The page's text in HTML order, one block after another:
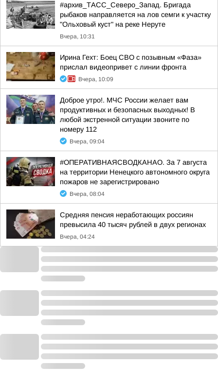
#архив_ТАСС_Северо_Запад. Бригада
рыбаков направляется на лов семги к участку
"Ольховый куст" на реке Неруте
Вчера, 10:31
Ирина Гехт: Боец СВО с позывным «Фаза»
прислал видеопривет с линии фронта
Вчера, 10:09
Доброе утро!. МЧС России желает вам
продуктивных и безопасных выходных! В
любой экстренной ситуации звоните по
номеру 112
Вчера, 09:04
#ОПЕРАТИВНАЯСВОДКАНАО. За 7 августа
на территории Ненецкого автономного округа
пожаров не зарегистрировано
Вчера, 08:04
Средняя пенсия неработающих россиян
превысила 40 тысяч рублей в двух регионах
Вчера, 04:24